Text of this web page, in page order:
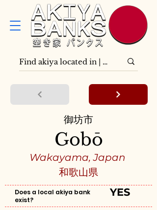
御坊市
Wakayama, Japan
Gobō
Does a local akiya bank
exist?
和歌山県
YES